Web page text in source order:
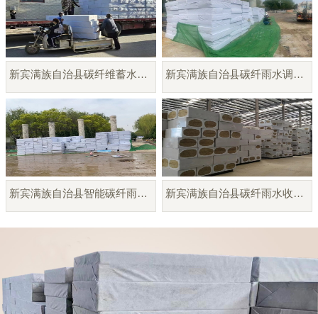
新宾满族自治县碳纤维蓄水蓄释模块 新宾满族自治县碳纤雨水调蓄模块
新宾满族自治县智能碳纤雨水收集模块 新宾满族自治县碳纤雨水收集模块厂家